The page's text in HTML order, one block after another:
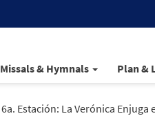
Missals & Hymnals Plan &
6a. Estación: La Verónica Enjuga